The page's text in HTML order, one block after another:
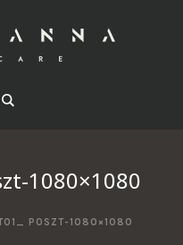
1080×1080
POSZT-1080×1080